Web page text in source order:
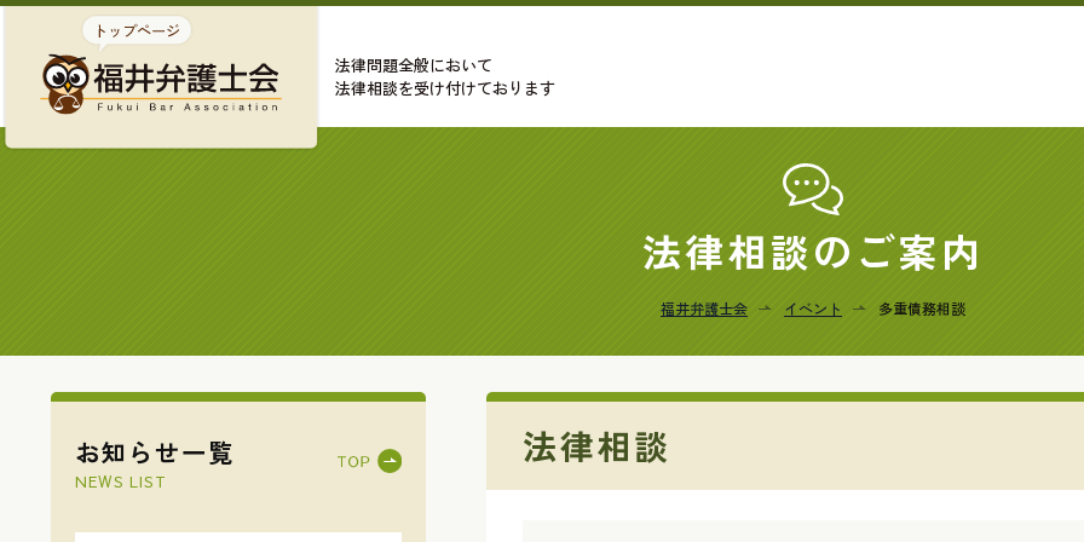
法律問題全般において
法律相談を受け付けております
法律相談のご案内
福井弁護士会 イベント 多重債務相談
お知らせ一覧
NEWS LIST
法律相談